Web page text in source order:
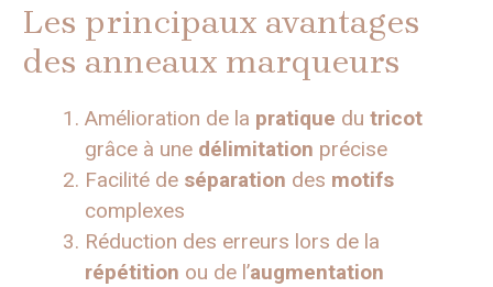
Les principaux avantages
des anneaux marqueurs
Amélioration de la pratique du tricot
grâce à une délimitation précise
Facilité de séparation des motifs
complexes
Réduction des erreurs lors de la
répétition ou de l’augmentation